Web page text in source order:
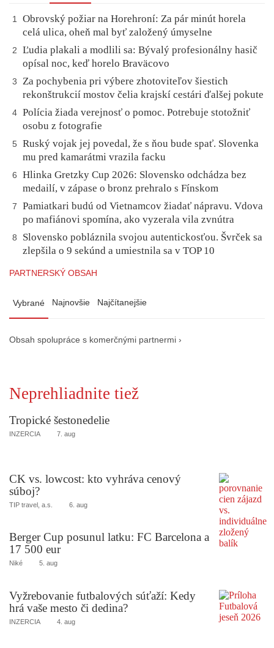
1
Obrovský požiar na Horehroní: Za pár minút horela
celá ulica, oheň mal byť založený úmyselne
2
Ľudia plakali a modlili sa: Bývalý profesionálny hasič
opísal noc, keď horelo Braväcovo
3
Za pochybenia pri výbere zhotoviteľov šiestich
rekonštrukcií mostov čelia krajskí cestári ďalšej pokute
4 Polícia žiada verejnosť o pomoc. Potrebuje stotožniť
osobu z fotografie
5
Ruský vojak jej povedal, že s ňou bude spať. Slovenka
mu pred kamarátmi vrazila facku
6
Hlinka Gretzky Cup 2026: Slovensko odchádza bez
medailí, v zápase o bronz prehralo s Fínskom
7
Pamiatkari budú od Vietnamcov žiadať nápravu. Vdova
po mafiánovi spomína, ako vyzerala vila zvnútra
8
Slovensko pobláznila svojou autentickosťou. Švrček sa
zlepšila o 9 sekúnd a umiestnila sa v TOP 10
PARTNERSKÝ OBSAH
Vybrané Najnovšie Najčítanejšie
Obsah spolupráce s komerčnými partnermi ›
Neprehliadnite tiež
Tropické šestonedelie
INZERCIA 7. aug
CK vs. lowcost: kto vyhráva cenový
súboj?
TIP travel, a.s. 6. aug
Berger Cup posunul latku: FC Barcelona a
17 500 eur
Niké 5. aug
Vyžrebovanie futbalových súťaží: Kedy
hrá vaše mesto či dedina?
INZERCIA 4. aug